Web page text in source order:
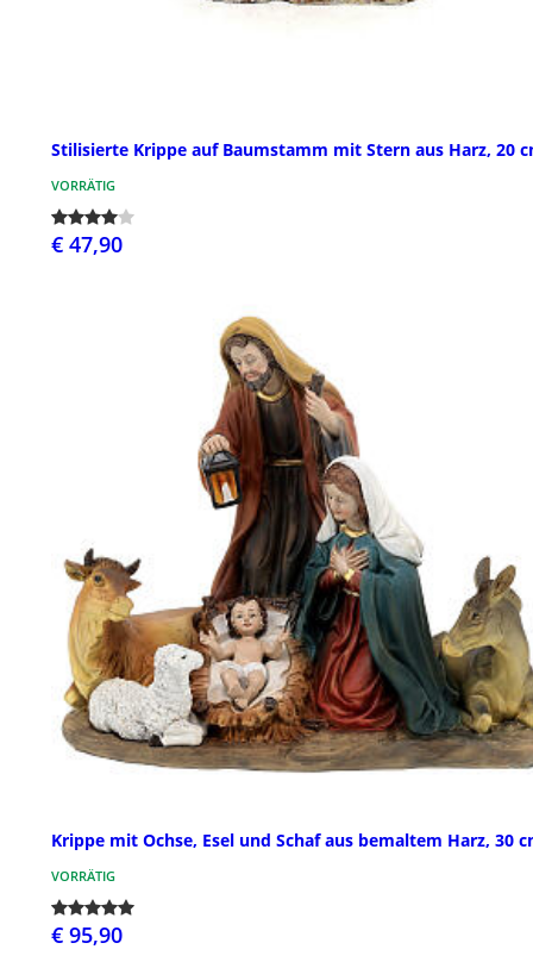
Stilisierte Krippe auf Baumstamm mit Stern aus Harz, 20
VORRÄTIG
€ 47,90
Krippe mit Ochse, Esel und Schaf aus bemaltem Harz, 30
VORRÄTIG
€ 95,90